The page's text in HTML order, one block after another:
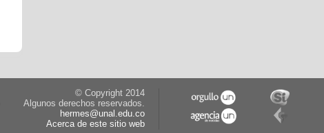
© Copyright 2014
Algunos derechos reservados.
hermes@unal.edu.co
Acerca de este sitio web